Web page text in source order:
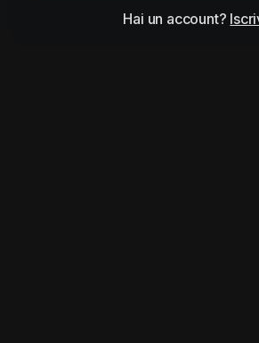
Hai un account?